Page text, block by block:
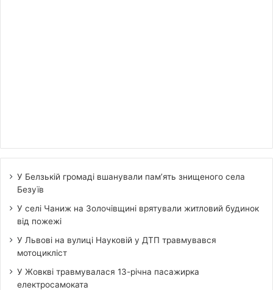
У Белзькій громаді вшанували пам’ять знищеного села
Безуїв
У селі Чаниж на Золочівщині врятували житловий будинок
від пожежі
У Львові на вулиці Науковій у ДТП травмувався
мотоцикліст
У Жовкві травмувалася 13-річна пасажирка
електросамоката